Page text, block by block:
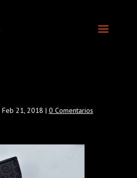
Feb 21, 2018 | 0 Comentarios